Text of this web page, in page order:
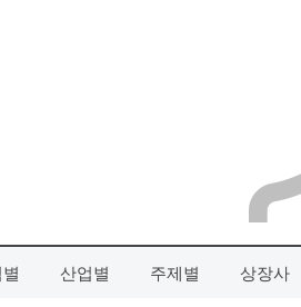
산업별 주제별 상장사